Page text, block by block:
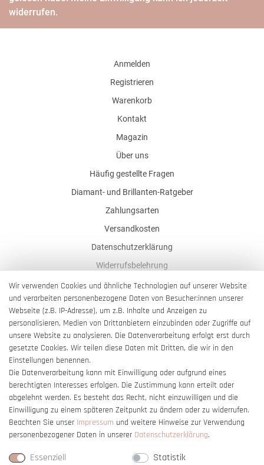
widerrufen.
Anmelden
Registrieren
Warenkorb
Kontakt
Magazin
Über uns
Häufig gestellte Fragen
Diamant- und Brillanten-Ratgeber
Zahlungsarten
Versandkosten
Datenschutzerklärung
Widerrufsbelehrung
AGB
Impressum
Barrierefreiheitserklärung
Vertrag widerrufen
Wir verwenden Cookies und ähnliche Technologien auf unserer Website
und verarbeiten personenbezogene Daten von Besucher:innen unserer
Webseite (z.B. IP-Adresse), um z.B. Inhalte und Anzeigen zu
personalisieren, Medien von Drittanbietern einzubinden oder Zugriffe auf
unsere Website zu analysieren. Die Datenverarbeitung erfolgt erst durch
gesetzte Cookies. Wir teilen diese Daten mit Dritten, die wir in den
Einstellungen benennen.
Die Datenverarbeitung kann mit Einwilligung oder aufgrund eines
berechtigten Interesses erfolgen. Die Zustimmung kann erteilt oder
abgelehnt werden. Es besteht das Recht, nicht einzuwilligen und die
Einwilligung zu einem späteren Zeitpunkt zu ändern oder zu widerrufen.
Beachten Sie unser Impressum und weitere Hinweise zur Verwendung
personenbezogener Daten in unserer Daten­schutz­erklärung.
Essenziell Statistik